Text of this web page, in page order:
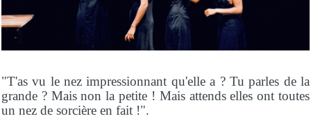
"T'as vu le nez impressionnant qu'elle a ? Tu parles de la
grande ? Mais non la petite ! Mais attends elles ont toutes
un nez de sorcière en fait !".